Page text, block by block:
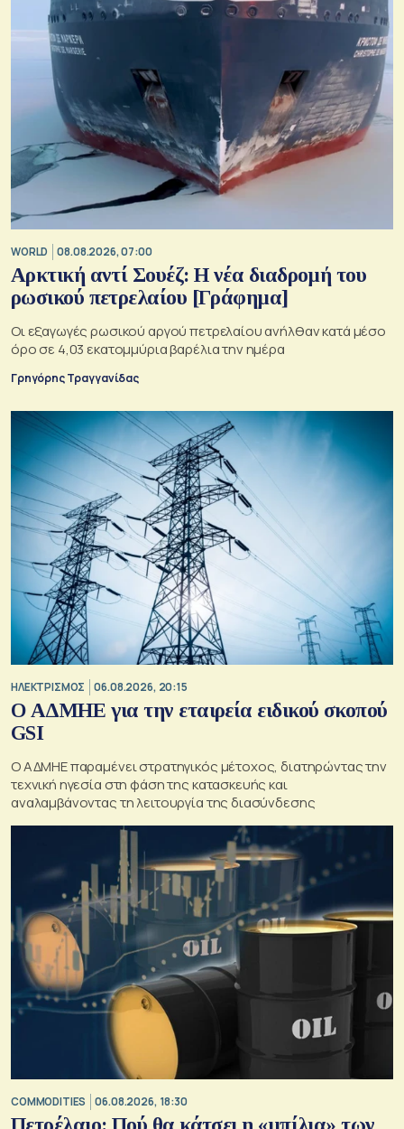
WORLD 08.08.2026, 07:00
Αρκτική αντί Σουέζ: Η νέα διαδρομή του
ρωσικού πετρελαίου [Γράφημα]
Οι εξαγωγές ρωσικού αργού πετρελαίου ανήλθαν κατά μέσο
όρο σε 4,03 εκατομμύρια βαρέλια την ημέρα
Γρηγόρης Τραγγανίδας
ΗΛΕΚΤΡΙΣΜΟΣ 06.08.2026, 20:15
O ΑΔΜΗΕ για την εταιρεία ειδικού σκοπού
GSI
O ΑΔΜΗΕ παραμένει στρατηγικός μέτοχος, διατηρώντας την
τεχνική ηγεσία στη φάση της κατασκευής και
αναλαμβάνοντας τη λειτουργία της διασύνδεσης
COMMODITIES 06.08.2026, 18:30